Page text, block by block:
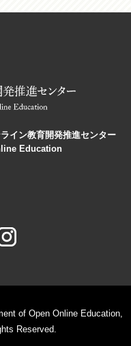
イン教育開発推進センター
Education
of Open Online Education,
Reserved.